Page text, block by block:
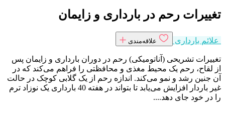
رحم در بارداری و زایمان
بارداری علاقه‌مندی
تشریحی (آناتومیکی) رحم در دوران بارداری و زایمان پس
رحم یک محیط مغذی و محافظتی را فراهم می‌کند که در
رشد و نمو می‌کند. اندازه رحم از یک گلابی کوچک در حالت
غیر باردار افزایش می‌یابد تا بتواند در هفته 40 بارداری یک نوزاد ترم
خود جای دهد....